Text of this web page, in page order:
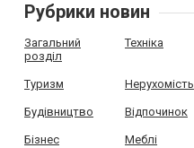
Рубрики новин
Загальний
розділ
Техніка
Туризм Нерухомість
Будівництво Відпочинок
Бізнес Меблі